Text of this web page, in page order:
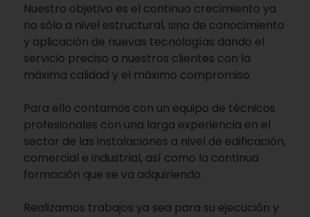
Nuestro objetivo es el continuo crecimiento ya
no sólo a nivel estructural, sino de conocimiento
y aplicación de nuevas tecnologías dando el
servicio preciso a nuestros clientes con la
máxima calidad y el máximo compromiso.
Para ello contamos con un equipo de técnicos
profesionales con una larga experiencia en el
sector de las instalaciones a nivel de edificación,
comercial e industrial, así como la continua
formación que se va adquiriendo.
Realizamos trabajos ya sea para su ejecución y